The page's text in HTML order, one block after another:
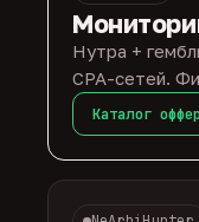
Нутра +
CPA-сетей.
Каталог